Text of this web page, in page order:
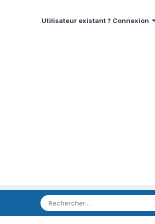
Utilisateur existant ? Connexion